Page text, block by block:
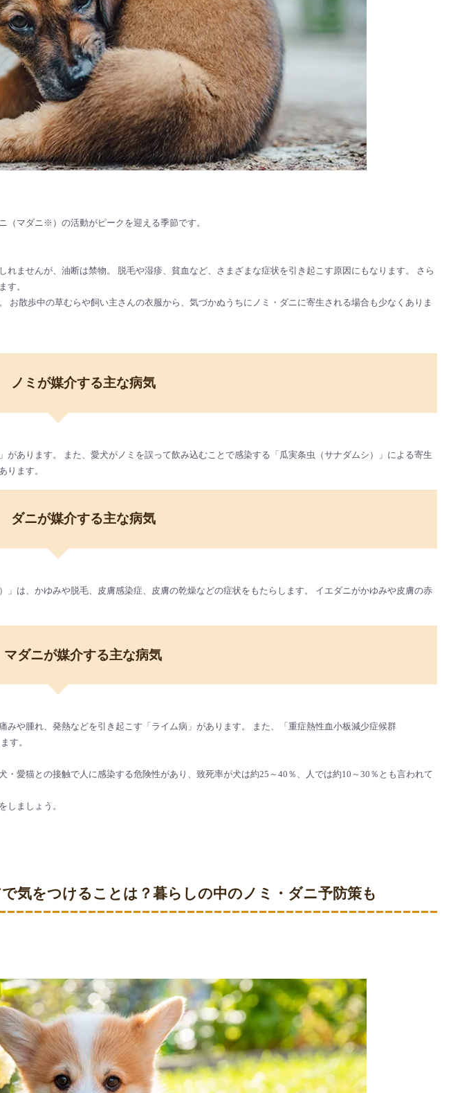
（マダニ※）の活動がピークを迎える季節です。
ませんが、油断は禁物。 脱毛や湿疹、貧血など、さまざまな症状を引き起こす原因にもなります。 さら
す。
お散歩中の草むらや飼い主さんの衣服から、気づかぬうちにノミ・ダニに寄生される場合も少なくありま
ノミが媒介する主な病気
あります。 また、愛犬がノミを誤って飲み込むことで感染する「瓜実条虫（サナダムシ）」による寄生
ります。
ダニが媒介する主な病気
」は、かゆみや脱毛、皮膚感染症、皮膚の乾燥などの症状をもたらします。 イエダニがかゆみや皮膚の赤
マダニが媒介する主な病気
や腫れ、発熱などを引き起こす「ライム病」があります。 また、「重症熱性血小板減少症候群
す。
愛猫との接触で人に感染する危険性があり、致死率が犬は約25～40％、人では約10～30％とも言われて
しましょう。
気をつけることは？暮らしの中のノミ・ダニ予防策も